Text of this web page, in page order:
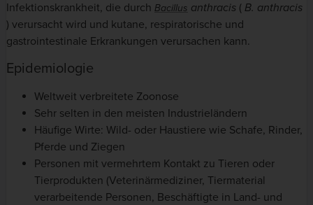
Infektionskrankheit, die durch Bacillus anthracis ( B. anthracis
) verursacht wird und kutane, respiratorische und
gastrointestinale Erkrankungen verursachen kann.
Epidemiologie
Weltweit verbreitete Zoonose
Sehr selten in den meisten Industrieländern
Häufige Wirte: Wild- oder Haustiere wie Schafe, Rinder,
Pferde und Ziegen
Personen mit vermehrtem Kontakt zu Tieren oder
Tierprodukten (Veterinärmediziner, Tiermaterial
verarbeitende Personen, Beschäftigte in Land- und